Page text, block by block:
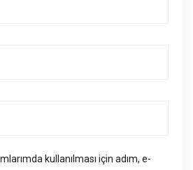
kullanılması için adım, e-